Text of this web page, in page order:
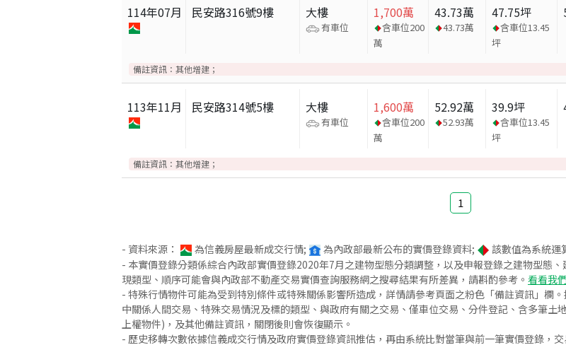
114年07月 民安路316號9樓 大樓
有車位
1,700萬
含車位200
萬
43.73萬
43.73萬
47.75坪
含車位13.45
坪
備註資訊： 其他增建；
113年11月 民安路314號5樓 大樓
有車位
1,600萬
含車位200
萬
52.92萬
52.93萬
39.9坪
含車位13.45
坪
備註資訊： 其他增建；
1
- 資料來源： 為信義房屋最新成交行情; 為內政部最新公布的實價登錄資料; 該數值為系統運
- 本實價登錄分類係綜合內政部實價登錄2020年7月之建物型態分類調整，以及申報登錄之建物型態
現類型、順序可能會與內政部不動產交易實價查詢服務網之搜尋結果有所差異，請斟酌參考。 看看我
- 特殊行情物件可能為受到特別條件或特殊關係影響所造成，詳情請參考頁面之粉色「備註資訊」欄
中關係人間交易、特殊交易情況及標的類型、與政府有關之交易、僅車位交易、分件登記、含多筆土
上權物件)，及其他備註資訊，關閉後則會恢復顯示。
- 歷史移轉次數依據信義成交行情及政府實價登錄資訊推估，再由系統比對當筆與前一筆實價登錄，